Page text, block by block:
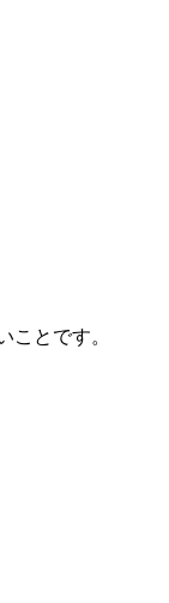
ことです。